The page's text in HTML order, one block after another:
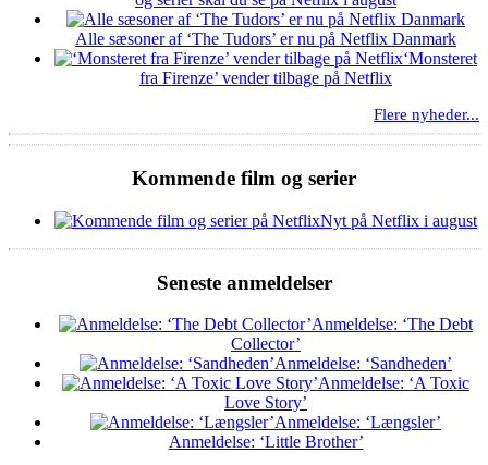
Alle sæsoner af ‘The Tudors’ er nu på Netflix Danmark
‘Monsteret
fra Firenze’ vender tilbage på Netflix
Flere nyheder...
Kommende film og serier
Nyt på Netflix i august
Seneste anmeldelser
Anmeldelse: ‘The Debt
Collector’
Anmeldelse: ‘Sandheden’
Anmeldelse: ‘A Toxic
Love Story’
Anmeldelse: ‘Længsler’
Anmeldelse: ‘Little Brother’